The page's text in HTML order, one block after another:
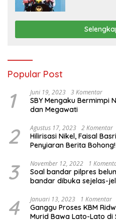
Popular Post
1 Juni 19, 2023 3 Komentar
SBY Mengaku Bermimpi
dan Megawati
2 Agustus 17, 2023 2 Komentar
Hilirisasi Nikel, Faisal
Penyiaran Berita Bohong!
3 November 12, 2022 1
Soal bandar pilpres
bandar dibuka sejelas-
4 Januari 13, 2023 1 Komentar
Ganggu Proses KBM
Murid Bawa Lato-Lato di